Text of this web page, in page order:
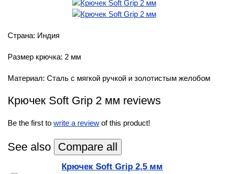
Страна: Индия
Размер крючка: 2 мм
Материал: Сталь с мягкой ручкой и золотистым желобом
Крючек Soft Grip 2 мм reviews
Be the first to write a review of this product!
See also
Крючек Soft Grip 2,5 мм